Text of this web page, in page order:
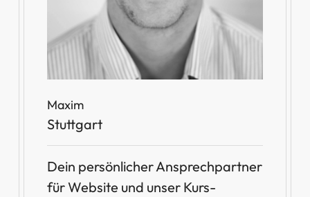
Maxim
Stuttgart
Dein persönlicher Ansprechpartner
für Website und unser Kurs-